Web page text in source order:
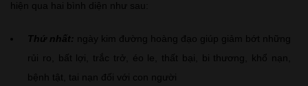
hiện qua hai bình diện như sau:
Thứ nhất: ngày kim đường hoàng đạo giúp giảm bớt những
rủi ro, bất lợi, trắc trở, éo le, thất bại, bi thương, khổ nạn,
bệnh tật, tai nạn đối với con người